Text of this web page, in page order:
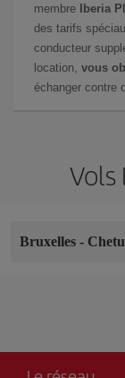
membre
Iberia
des tarifs
conducteur
location, vous
échanger contre
Bruxelles -